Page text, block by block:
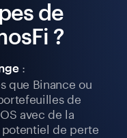
de
?
:
que Binance ou
de
avec de la
de perte